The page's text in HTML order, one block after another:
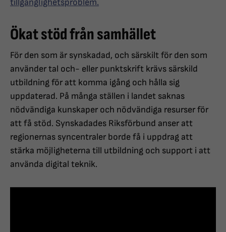
tillgänglighetsproblem.
Ökat stöd från samhället
För den som är synskadad, och särskilt för den som
använder tal och- eller punktskrift krävs särskild
utbildning för att komma igång och hålla sig
uppdaterad. På många ställen i landet saknas
nödvändiga kunskaper och nödvändiga resurser för
att få stöd. Synskadades Riksförbund anser att
regionernas syncentraler borde få i uppdrag att
stärka möjligheterna till utbildning och support i att
använda digital teknik.